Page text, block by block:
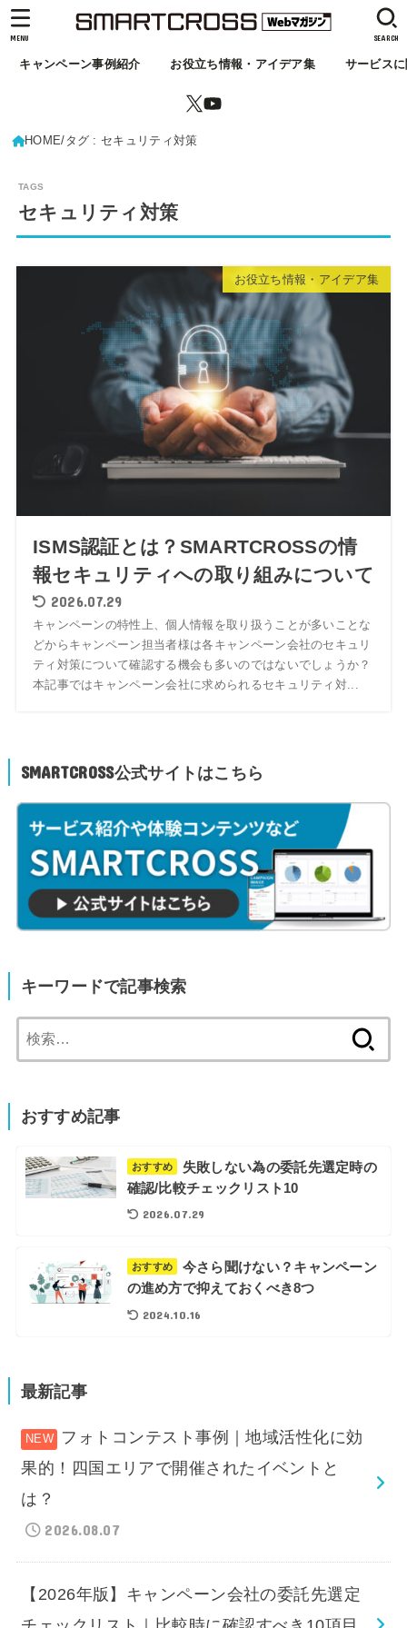
キャンペーン事例紹介 お役立ち情報・アイデア集 サービス
SEARCH
MENU
HOME タグ : セキュリティ対策
セキュリティ対策
お役立ち情報・アイデア集
ISMS認証とは？SMARTCROSSの情
報セキュリティへの取り組みについて
2026.07.29
キャンペーンの特性上、個人情報を取り扱うことが多いことな
どからキャンペーン担当者様は各キャンペーン会社のセキュリ
ティ対策について確認する機会も多いのではないでしょうか？
本記事ではキャンペーン会社に求められるセキュリティ対...
SMARTCROSS公式サイトはこちら
キーワードで記事検索
索:
おすすめ記事
おすすめ
失敗しない為の委託先選定時の
確認/比較チェックリスト10
2026.07.29
おすすめ
今さら聞けない？キャンペーン
の進め方で抑えておくべき8つ
2024.10.16
最新記事
フォトコンテスト事例｜地域活性化に効
果的！四国エリアで開催されたイベントと
は？
2026.08.07
【2026年版】キャンペーン会社の委託先選定